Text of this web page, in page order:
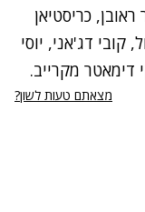
כריסטיאן
קובי דג'אני, יוסי
דימאטר מקרייב.
מצאתם טעות לשון?